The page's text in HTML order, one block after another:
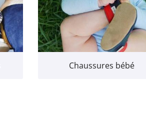
Chaussures bébé